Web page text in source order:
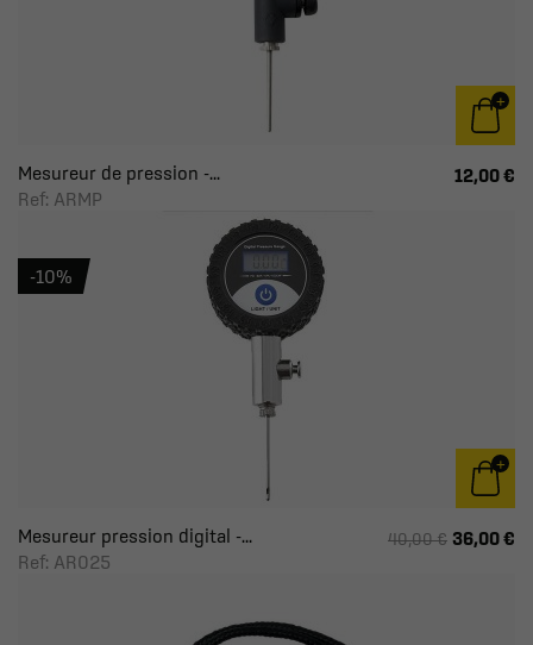
Mesureur de pression -...
Ref: ARMP
12,00 €
Mesureur pression digital -...
Ref: AR025
40,00 € 36,00 €
-10%